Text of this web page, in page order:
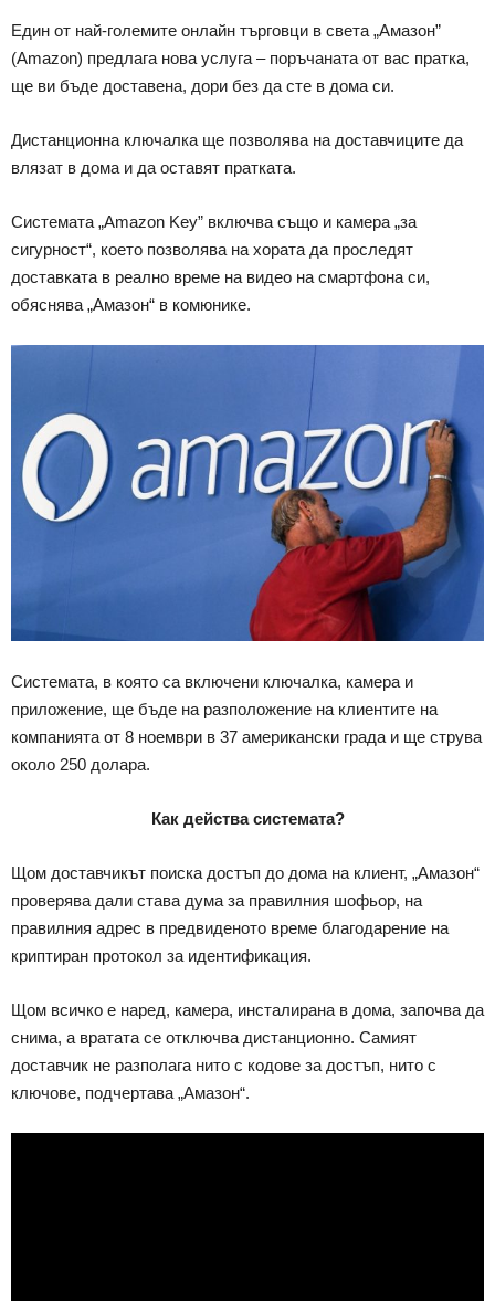
Един от най-големите онлайн търговци в света „Амазон”
(Amazon) предлага нова услуга – поръчаната от вас пратка,
ще ви бъде доставена, дори без да сте в дома си.
Дистанционна ключалка ще позволява на доставчиците да
влязат в дома и да оставят пратката.
Системата „Amazon Key” включва също и камера „за
сигурност“, което позволява на хората да проследят
доставката в реално време на видео на смартфона си,
обяснява „Амазон“ в комюнике.
Системата, в която са включени ключалка, камера и
приложение, ще бъде на разположение на клиентите на
компанията от 8 ноември в 37 американски града и ще струва
около 250 долара.
Как действа системата?
Щом доставчикът поиска достъп до дома на клиент, „Амазон“
проверява дали става дума за правилния шофьор, на
правилния адрес в предвиденото време благодарение на
криптиран протокол за идентификация.
Щом всичко е наред, камера, инсталирана в дома, започва да
снима, а вратата се отключва дистанционно. Самият
доставчик не разполага нито с кодове за достъп, нито с
ключове, подчертава „Амазон“.